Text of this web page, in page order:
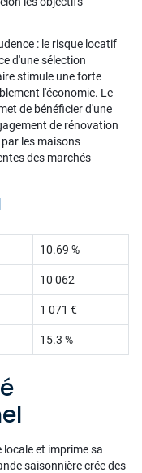
: le risque locatif
d'une sélection
stimule une forte
l'économie. Le
de bénéficier d'une
de rénovation
les maisons
des marchés
10.69 %
10 062
1 071 €
15.3 %
et imprime sa
saisonnière crée des